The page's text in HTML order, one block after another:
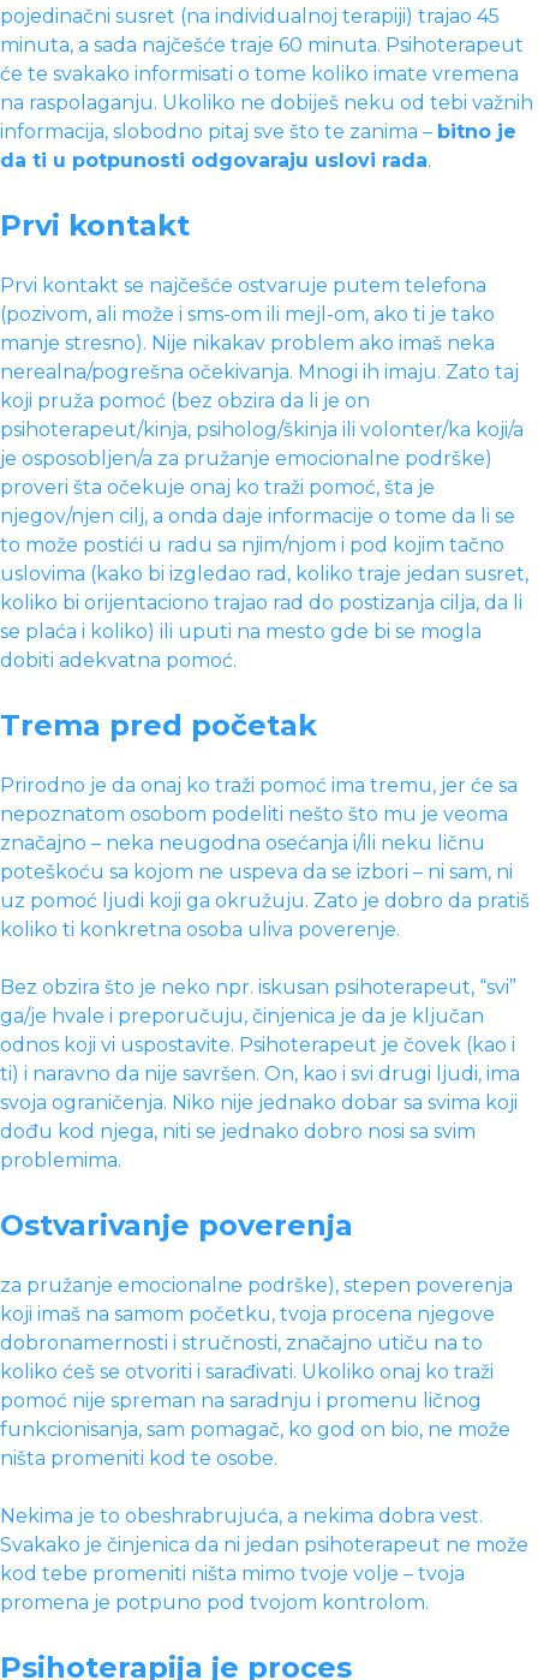
pojedinačni susret (na individualnoj terapiji) trajao 45
minuta, a sada najčešće traje 60 minuta. Psihoterapeut
će te svakako informisati o tome koliko imate vremena
na raspolaganju. Ukoliko ne dobiješ neku od tebi važnih
informacija, slobodno pitaj sve što te zanima – bitno je
da ti u potpunosti odgovaraju uslovi rada.
Prvi kontakt
Prvi kontakt se najčešće ostvaruje putem telefona
(pozivom, ali može i sms-om ili mejl-om, ako ti je tako
manje stresno). Nije nikakav problem ako imaš neka
nerealna/pogrešna očekivanja. Mnogi ih imaju. Zato taj
koji pruža pomoć (bez obzira da li je on
psihoterapeut/kinja, psiholog/škinja ili volonter/ka koji/a
je osposobljen/a za pružanje emocionalne podrške)
proveri šta očekuje onaj ko traži pomoć, šta je
njegov/njen cilj, a onda daje informacije o tome da li se
to može postići u radu sa njim/njom i pod kojim tačno
uslovima (kako bi izgledao rad, koliko traje jedan susret,
koliko bi orijentaciono trajao rad do postizanja cilja, da li
se plaća i koliko) ili uputi na mesto gde bi se mogla
dobiti adekvatna pomoć.
Trema pred početak
Prirodno je da onaj ko traži pomoć ima tremu, jer će sa
nepoznatom osobom podeliti nešto što mu je veoma
značajno – neka neugodna osećanja i/ili neku ličnu
poteškoću sa kojom ne uspeva da se izbori – ni sam, ni
uz pomoć ljudi koji ga okružuju. Zato je dobro da pratiš
koliko ti konkretna osoba uliva poverenje.
Bez obzira što je neko npr. iskusan psihoterapeut, “svi”
ga/je hvale i preporučuju, činjenica je da je ključan
odnos koji vi uspostavite. Psihoterapeut je čovek (kao i
ti) i naravno da nije savršen. On, kao i svi drugi ljudi, ima
svoja ograničenja. Niko nije jednako dobar sa svima koji
dođu kod njega, niti se jednako dobro nosi sa svim
problemima.
Ostvarivanje poverenja
za pružanje emocionalne podrške), stepen poverenja
koji imaš na samom početku, tvoja procena njegove
dobronamernosti i stručnosti, značajno utiču na to
koliko ćeš se otvoriti i sarađivati. Ukoliko onaj ko traži
pomoć nije spreman na saradnju i promenu ličnog
funkcionisanja, sam pomagač, ko god on bio, ne može
ništa promeniti kod te osobe.
Nekima je to obeshrabrujuća, a nekima dobra vest.
Svakako je činjenica da ni jedan psihoterapeut ne može
kod tebe promeniti ništa mimo tvoje volje – tvoja
promena je potpuno pod tvojom kontrolom.
Psihoterapija je proces